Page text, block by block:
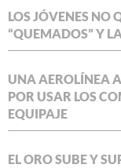
LOS JÓVENES NO
“QUEMADOS” Y
UNA AEROLÍNEA
POR USAR LOS
EQUIPAJE
EL ORO SUBE Y